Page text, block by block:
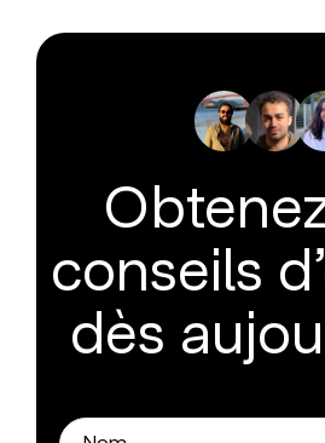
conseils
dès